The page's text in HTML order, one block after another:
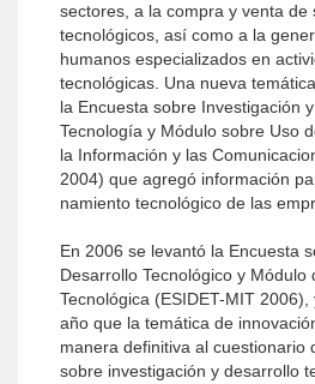
sectores, a la compra y venta de
tecnológicos, así como a la
humanos especializados en
tecnológicas. Una nueva
la Encuesta sobre Investigación
Tecnología y Módulo sobre Uso
la Información y las
2004) que agregó información
namiento tecnológico de las
En 2006 se levantó la Encuesta
Desarrollo Tecnológico y Módulo
Tecnológica (ESIDET-MIT
año que la temática de
ma­nera definitiva al cuestionario
sobre investigación y desarrollo